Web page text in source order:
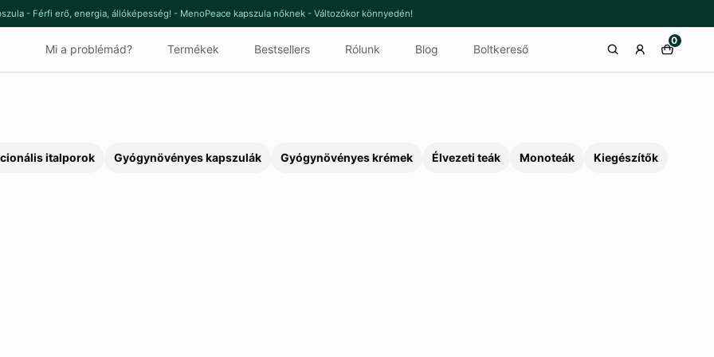
- Férfi erő, energia, állóképesség! - MenoPeace kapszula nőknek - Változókor könnyedén!
Mi a problémád? Termékek Bestsellers Rólunk Blog Boltkereső
0
italporok Gyógynövényes kapszulák Gyógynövényes krémek Élvezeti teák Monoteák Kiegészítők